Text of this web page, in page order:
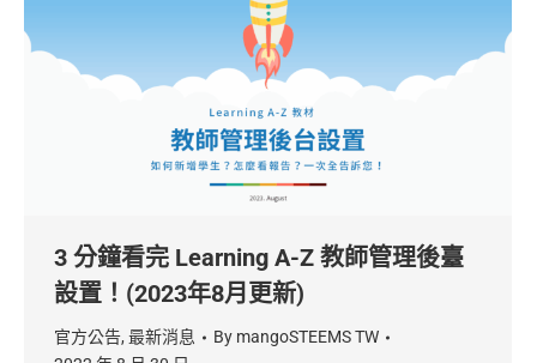
3 分鐘看完 Learning A-Z 教師管理後臺
設置！(2023年8月更新)
官方公告, 最新消息 By mangoSTEEMS TW